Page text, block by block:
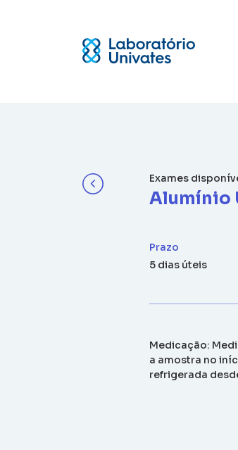
Exames
Alumínio
Prazo
5 dias úteis
Medicação:
a amostra no
refrigerada